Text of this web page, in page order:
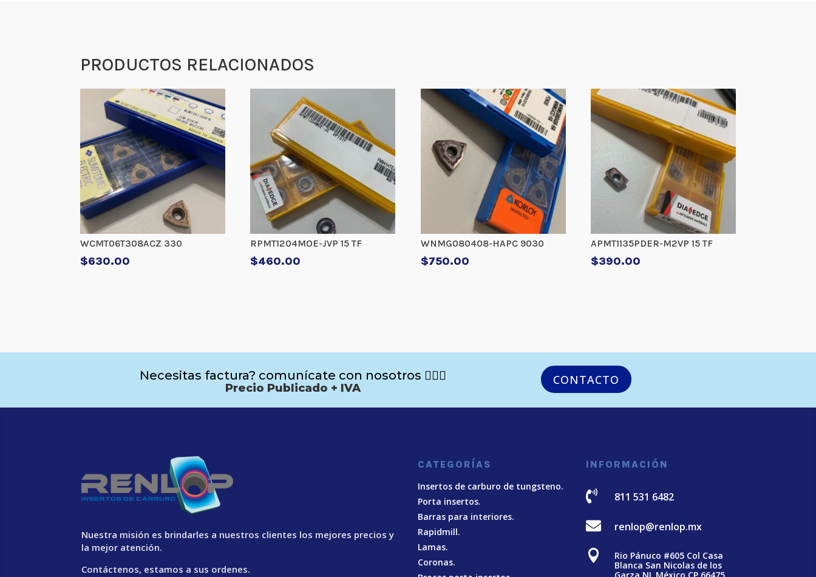
PRODUCTOS RELACIONADOS
WCMT06T308ACZ 330
$630.00
RPMT1204MOE-JVP 15 TF
$460.00
WNMG080408-HAPC 9030
$750.00
APMT1135PDER-M2VP 15 TF
$390.00
Necesitas factura? comunícate con nosotros 🙋🏻‍♂️
Precio Publicado + IVA
CONTACTO
Nuestra misión es brindarles a nuestros clientes los mejores precios y
la mejor atención.
Contáctenos, estamos a sus ordenes.
CATEGORÍAS
Insertos de carburo de tungsteno.
Porta insertos.
Barras para interiores.
Rapidmill.
Lamas.
Coronas.
INFORMACIÓN
 811 531 6482
 renlop@renlop.mx

Rio Pánuco #605 Col Casa
Blanca San Nicolas de los